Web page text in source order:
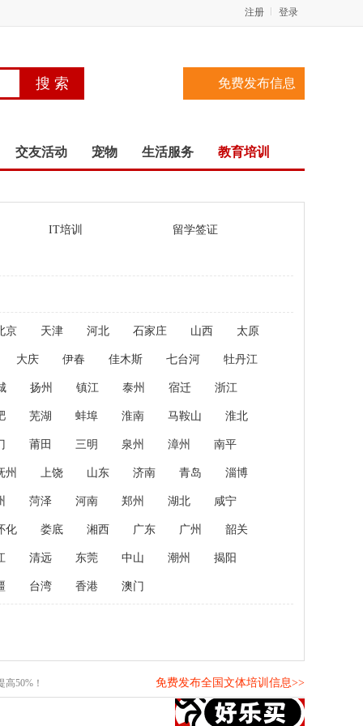
登录
注册
免费发布信息
交友活动 宠物 生活服务 教育培训
IT培训 留学签证
京 天津 河北 石家庄 山西 太原
大庆 伊春 佳木斯 七台河 牡丹江
扬州 镇江 泰州 宿迁 浙江
芜湖 蚌埠 淮南 马鞍山 淮北
莆田 三明 泉州 漳州 南平
州 上饶 山东 济南 青岛 淄博
菏泽 河南 郑州 湖北 咸宁
化 娄底 湘西 广东 广州 韶关
清远 东莞 中山 潮州 揭阳
台湾 香港 澳门
50%！ 免费发布全国文体培训信息>>